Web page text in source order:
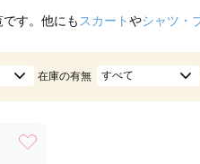
す。他にも スカートやシャツ・
在庫の有無 すべて